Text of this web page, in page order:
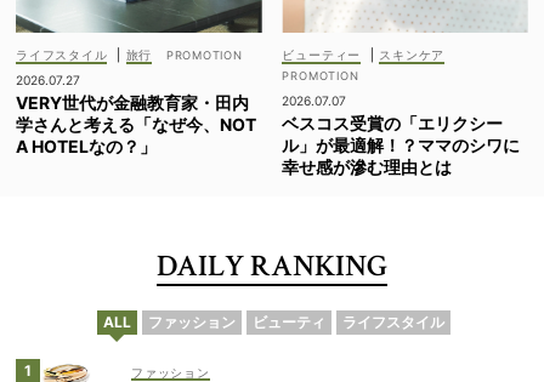
ライフスタイル
旅行
2026.07.27
VERY世代が金融教育家・田内
学さんと考える「なぜ今、NOT
A HOTELなの？」
ビューティー スキンケア
2026.07.07
ベスコス受賞の「エリクシー
ル」が最適解！？ママのシワに
幸せ感が滲む理由とは
DAILY RANKING
ALL ファッション ビューティ ライフスタイル
ファッション